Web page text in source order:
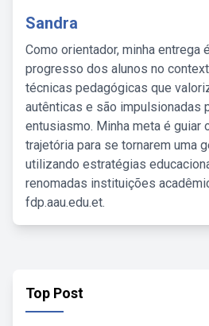
Sandra
Como orientador, minha entrega
progresso dos alunos no
técnicas pedagógicas que
autênticas e são impulsionadas
entusiasmo. Minha meta é guiar
trajetória para se tornarem uma
utilizando estratégias
renomadas instituições
fdp.aau.edu.et.
Top Post